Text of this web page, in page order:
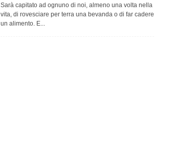
Sarà capitato ad ognuno di noi, almeno una volta nella
vita, di rovesciare per terra una bevanda o di far cadere
un alimento. E...